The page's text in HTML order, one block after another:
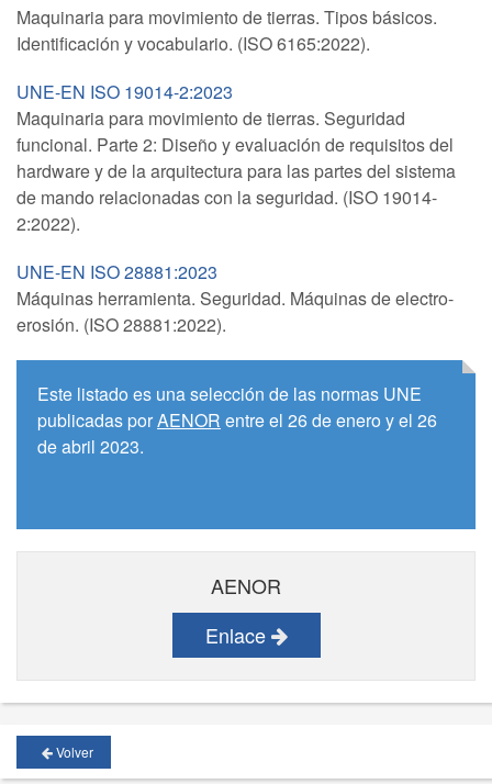
Maquinaria para movimiento de tierras. Tipos básicos.
Identificación y vocabulario. (ISO 6165:2022).
UNE-EN ISO 19014-2:2023
Maquinaria para movimiento de tierras. Seguridad
funcional. Parte 2: Diseño y evaluación de requisitos del
hardware y de la arquitectura para las partes del sistema
de mando relacionadas con la seguridad. (ISO 19014-
2:2022).
UNE-EN ISO 28881:2023
Máquinas herramienta. Seguridad. Máquinas de electro-
erosión. (ISO 28881:2022).
Este listado es una selección de las normas UNE
publicadas porAENOR entre el 26 de enero y el 26
de abril 2023.
AENOR
Enlace
Volver